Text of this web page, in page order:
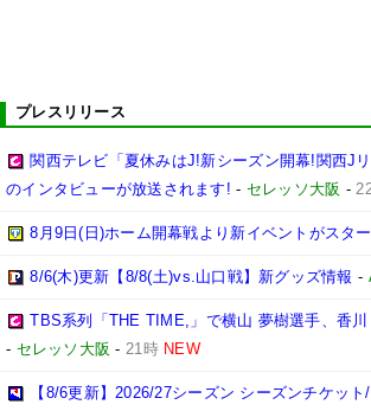
プレスリリース
関西テレビ「夏休みはJ!新シーズン開幕!関西J
のインタビューが放送されます! - セレッソ大阪 -
8月9日(日)ホーム開幕戦より新イベントがスタ
8/6(木)更新【8/8(土)vs.山口戦】新グッズ情報 -
TBS系列「THE TIME,」で横山 夢樹選手、香
- セレッソ大阪 - 21時 NEW
【8/6更新】2026/27シーズン シーズンチケッ